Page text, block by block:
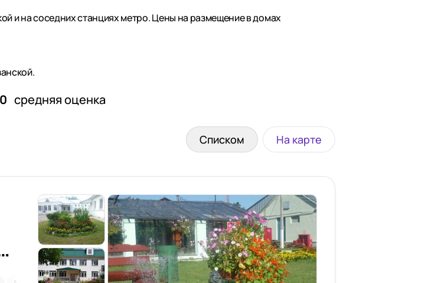
и на соседних станциях метро. Цены на размещение в домах
средняя оценка
Списком На карте